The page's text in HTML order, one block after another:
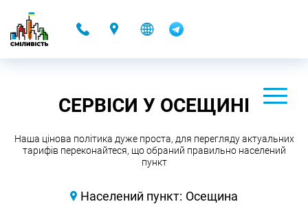
СЕРВІСИ У ОСЕЩИНІ
Наша цінова політика дуже проста, для перегляду актуальних
тарифів переконайтеся, що обраний правильно населений
пункт
Населений пункт: Осещина